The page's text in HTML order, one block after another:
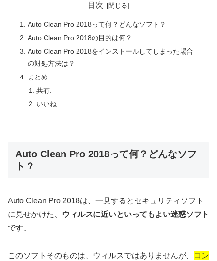
目次
Auto Clean Pro 2018って何？どんなソフト？
Auto Clean Pro 2018の目的は何？
Auto Clean Pro 2018をインストールしてしまった場合
の対処方法は？
まとめ
共有:
いいね:
Auto Clean Pro 2018って何？どんなソフ
ト？
Auto Clean Pro 2018は、一見するとセキュリティソフト
に見せかけた、
ウィルスに近いといってもよい迷惑ソフト
です。
このソフトそのものは、ウィルスではありませんが、
コン